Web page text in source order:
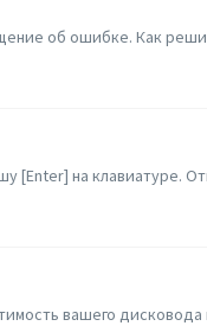
об ошибке. Как
[Enter] на клавиатуре.
вашего дисковода